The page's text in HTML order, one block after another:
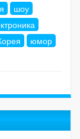
шоу
юмор